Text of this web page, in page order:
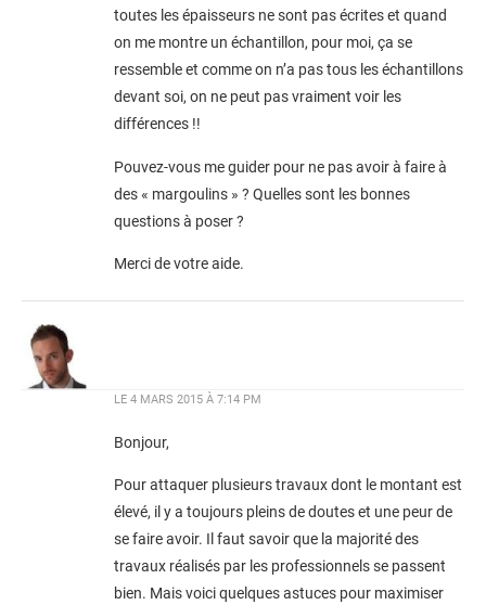
toutes les épaisseurs ne sont pas écrites et quand
on me montre un échantillon, pour moi, ça se
ressemble et comme on n’a pas tous les échantillons
devant soi, on ne peut pas vraiment voir les
différences !!
Pouvez-vous me guider pour ne pas avoir à faire à
des « margoulins » ? Quelles sont les bonnes
questions à poser ?
Merci de votre aide.
LE 4 MARS 2015 À 7:14 PM
Bonjour,
Pour attaquer plusieurs travaux dont le montant est
élevé, il y a toujours pleins de doutes et une peur de
se faire avoir. Il faut savoir que la majorité des
travaux réalisés par les professionnels se passent
bien. Mais voici quelques astuces pour maximiser